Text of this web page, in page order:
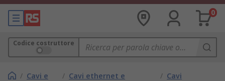
0
Codice costruttore
/ Cavi e
/ Cavi ethernet e
/ Cavi